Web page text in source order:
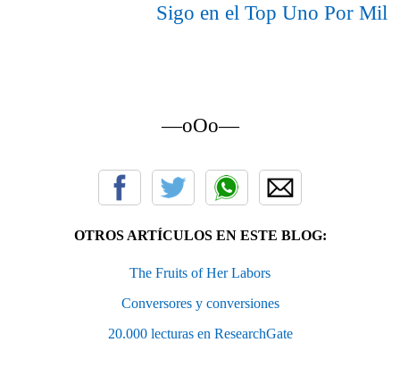
Sigo en el Top Uno Por Mil
—oOo—
OTROS ARTÍCULOS EN ESTE BLOG:
The Fruits of Her Labors
Conversores y conversiones
20.000 lecturas en ResearchGate